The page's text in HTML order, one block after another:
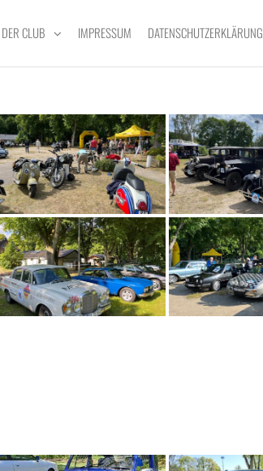
DER CLUB IMPRESSUM DATENSCHUTZERKLÄRUNG